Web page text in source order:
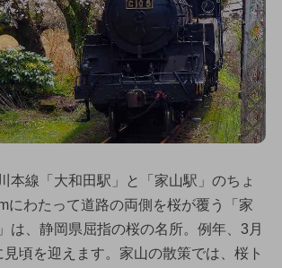
本線「大和田駅」と「家山駅」のちょ
にわたって道路の両側を桜が覆う「家
は、静岡県屈指の桜の名所。例年、3月
頃を迎えます。家山の散策では、桜ト